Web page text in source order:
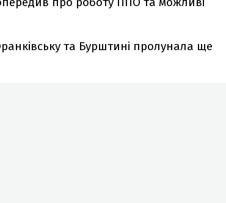
та Бурштині пролунала ще